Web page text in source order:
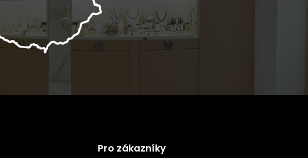
Pro zákazníky